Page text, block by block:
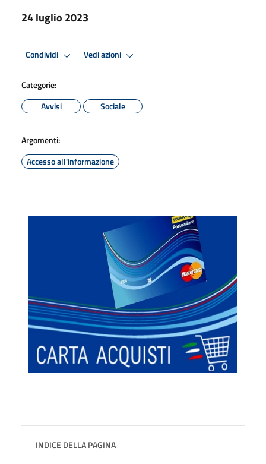
24 luglio 2023
Condividi Vedi azioni
Categorie:
Avvisi
Sociale
Argomenti:
Accesso all'informazione
INDICE DELLA PAGINA